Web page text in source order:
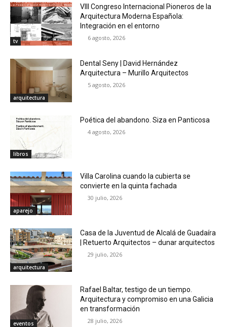
tv
VIII Congreso Internacional Pioneros de la
Arquitectura Moderna Española:
Integración en el entorno
6 agosto, 2026
arquitectura
Dental Seny | David Hernández
Arquitectura – Murillo Arquitectos
5 agosto, 2026
libros
Poética del abandono. Siza en Panticosa
4 agosto, 2026
aparejo
Villa Carolina cuando la cubierta se
convierte en la quinta fachada
30 julio, 2026
arquitectura
Casa de la Juventud de Alcalá de Guadaíra
| Retuerto Arquitectos – dunar arquitectos
29 julio, 2026
eventos
Rafael Baltar, testigo de un tiempo.
Arquitectura y compromiso en una Galicia
en transformación
28 julio, 2026